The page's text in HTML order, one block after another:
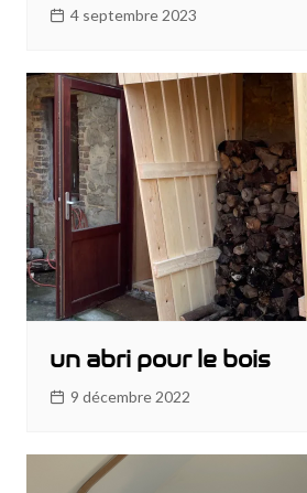
4 septembre 2023
un abri pour le bois
9 décembre 2022